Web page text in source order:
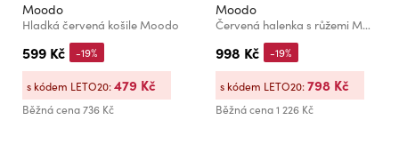
Moodo
Hladká červená košile Moodo
599 Kč
Běžná cena736 Kč
-19%
s kódem LETO20:479 Kč
Moodo
Červená halenka s růžemi Moodo
998 Kč
Běžná cena1 226 Kč
-19%
s kódem LETO20:798 Kč